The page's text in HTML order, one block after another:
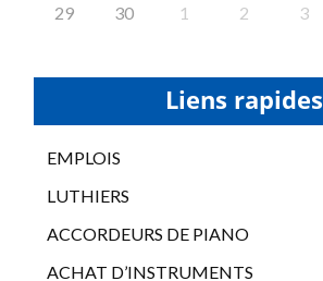
29 30 1 2 3
Liens rapides
EMPLOIS
LUTHIERS
ACCORDEURS DE PIANO
ACHAT D’INSTRUMENTS